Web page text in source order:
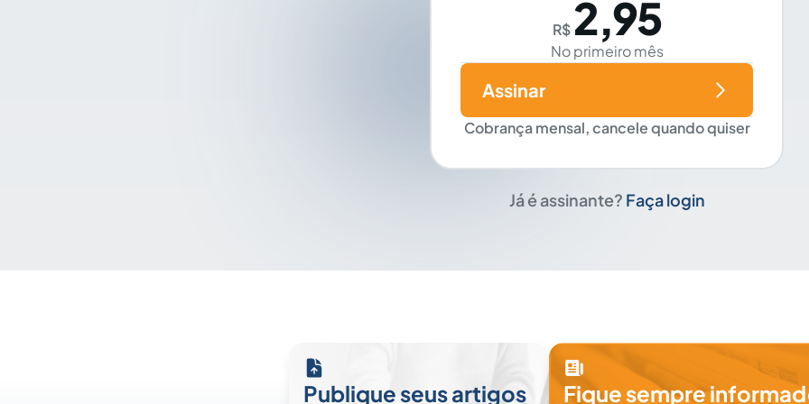
R$ 2,95
No primeiro mês
Cobrança mensal, cancele quando quiser
Assinar
Já é assinante? Faça login
Publique seus artigos Fique sempre